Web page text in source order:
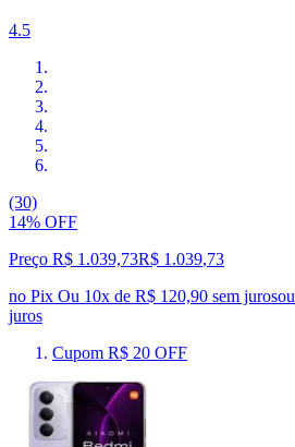
4.5
(30)
14% OFF
Preço R$ 1.039,73R$ 1.039,73
no Pix Ou 10x de R$ 120,90 sem jurosou
juros
Cupom R$ 20 OFF